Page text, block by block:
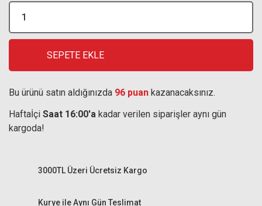
SEPETE EKLE
Bu ürünü satın aldığınızda 96 puan kazanacaksınız.
Haftaİçi Saat 16:00'a kadar verilen siparişler aynı gün
kargoda!
Kurye ile Aynı Gün Teslimat
3000TL Üzeri Ücretsiz Kargo